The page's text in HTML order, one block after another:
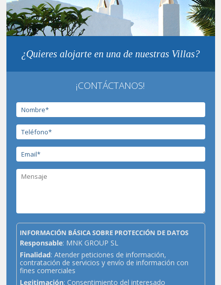
¿Quieres alojarte en una de nuestras Villas?
¡CONTÁCTANOS!
INFORMACIÓN BÁSICA SOBRE PROTECCIÓN DE DATOS
Responsable: MNK GROUP SL
Finalidad: Atender peticiones de información,
contratación de servicios y envío de información con
fines comerciales
Legitimación: Consentimiento del interesado